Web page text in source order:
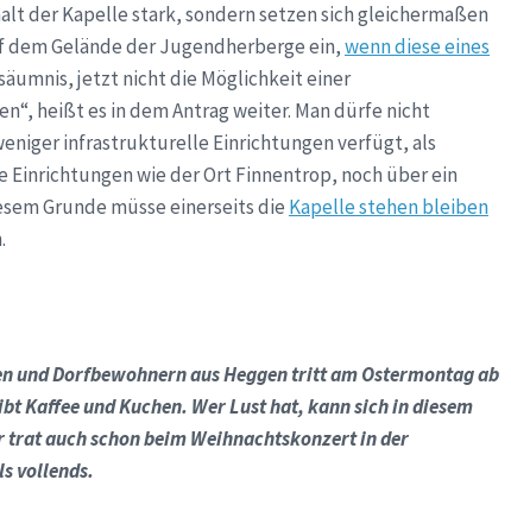
der Kapelle stark, sondern setzen sich gleichermaßen
Gelände der Jugendherberge ein,wenn diese eines
jetzt nicht die Möglichkeit einer
heißt es in dem Antrag weiter. Man dürfe nicht
infrastrukturelle Einrichtungen verfügt, als
wie der Ort Finnentrop, noch über ein
Grunde müsse einerseits die Kapelle stehen bleiben
und Dorfbewohnern aus Heggen tritt am Ostermontag ab
Kaffee und Kuchen. Wer Lust hat, kann sich in diesem
trat auch schon beim Weihnachtskonzert in der
vollends.